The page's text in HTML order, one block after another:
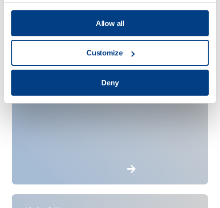
Allow all
Customize
Deny
航天